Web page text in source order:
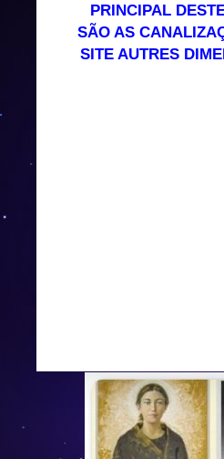
PRINCIPAL
SÃO AS
SITE AUTRES